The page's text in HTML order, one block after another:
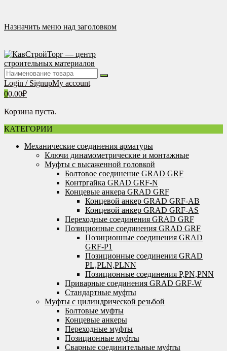
содержимому
Назначить меню над заголовком
Login / SignupMy account
00.00₽
Корзина пуста.
КАТЕГОРИИ
Механические соединения арматуры
Ключи динамометрические и монтажные
Муфты с высаженной головкой
Болтовое соединение GRAD GRF
Контргайка GRAD GRF-N
Концевые анкера GRAD GRF
Концевой анкер GRAD GRF-AB
Концевой анкер GRAD GRF-AS
Переходные соединения GRAD GRF
Позиционные соединения GRAD GRF
Позиционные соединения GRAD
GRF-P1
Позиционные соединения GRAD
PL,PLN,PLNN
Позиционные соединения P,PN,PNN
Приварные соединения GRAD GRF-W
Стандартные муфты
Муфты с цилиндрической резьбой
Болтовые муфты
Концевые анкеры
Переходные муфты
Позиционные муфты
Сварные соединительные муфты